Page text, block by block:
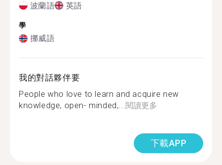
波蘭語 英語
學
挪威語
我的對話夥伴要
People who love to learn and acquire new
knowledge, open- minded,...閱讀更多
下載APP